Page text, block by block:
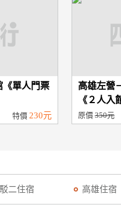
《單人門票
特價230元
高雄左營
《２人入
原價350元
駁二住宿 高雄住宿